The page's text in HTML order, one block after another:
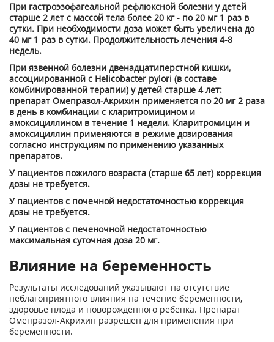
При гастроэзофагеальной рефлюксной болезни у детей
старше 2 лет с массой тела более 20 кг - по 20 мг 1 раз в
сутки. При необходимости доза может быть увеличена до
40 мг 1 раз в сутки. Продолжительность лечения 4-8
недель.
При язвенной болезни двенадцатиперстной кишки,
ассоциированной с Helicobacter pylori (в составе
комбинированной терапии) у детей старше 4 лет:
препарат Омепразол-Акрихин применяется по 20 мг 2 раза
в день в комбинации с кларитромицином и
амоксициллином в течение 1 недели. Кларитромицин и
амоксициллин применяются в режиме дозирования
согласно инструкциям по применению указанных
препаратов.
У пациентов пожилого возраста (старше 65 лет) коррекция
дозы не требуется.
У пациентов с почечной недостаточностью коррекция
дозы не требуется.
У пациентов с печеночной недостаточностью
максимальная суточная доза 20 мг.
Влияние на беременность
Результаты исследований указывают на отсутствие
неблагоприятного влияния на течение беременности,
здоровье плода и новорожденного ребенка. Препарат
Омепразол-Акрихин разрешен для применения при
беременности.